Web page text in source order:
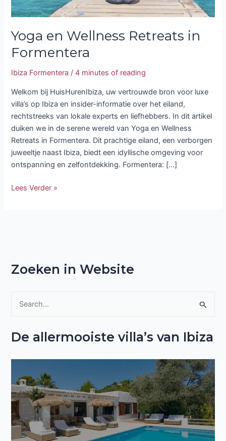
Yoga en Wellness Retreats in
Formentera
Ibiza Formentera /4 minutes of reading
Welkom bij HuisHurenIbiza, uw vertrouwde bron voor luxe
villa’s op Ibiza en insider-informatie over het eiland,
rechtstreeks van lokale experts en liefhebbers. In dit artikel
duiken we in de serene wereld van Yoga en Wellness
Retreats in Formentera. Dit prachtige eiland, een verborgen
juweeltje naast Ibiza, biedt een idyllische omgeving voor
ontspanning en zelfontdekking. Formentera: […]
Lees Verder »
Zoeken in Website
e
a
r
:
De allermooiste villa’s van Ibiza